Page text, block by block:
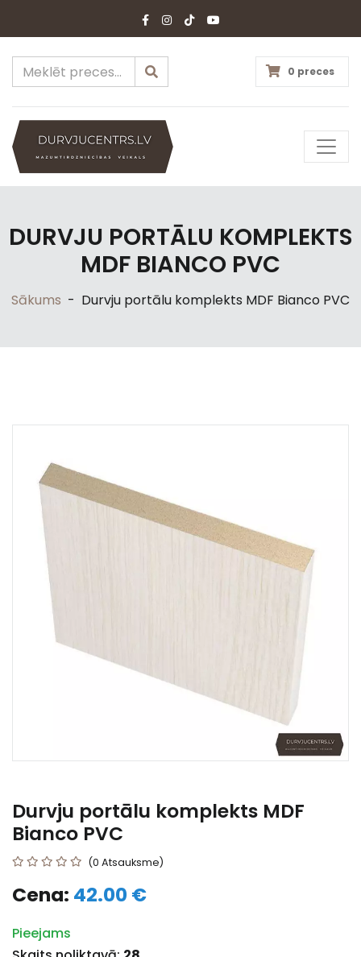
0 preces
DURVJU PORTĀLU KOMPLEKTS
MDF BIANCO PVC
Sākums - Durvju portālu komplekts MDF Bianco PVC
Durvju portālu komplekts MDF
Bianco PVC
(0 Atsauksme)
Cena: 42.00 €
Pieejams